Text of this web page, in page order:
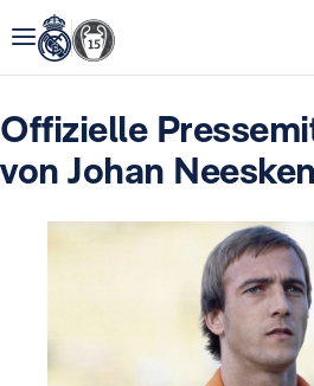
Offizielle
von Johan